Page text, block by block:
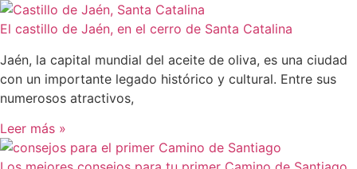
El castillo de Jaén, en el cerro de Santa Catalina
Jaén, la capital mundial del aceite de oliva, es una ciudad
con un importante legado histórico y cultural. Entre sus
numerosos atractivos,
Leer más »